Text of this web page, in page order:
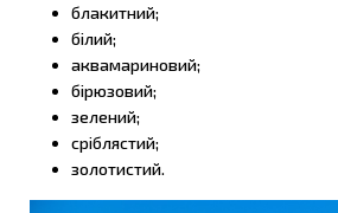
блакитний;
білий;
аквамариновий;
бірюзовий;
зелений;
сріблястий;
золотистий.